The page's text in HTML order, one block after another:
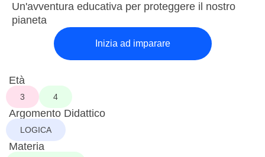
Un'avventura educativa per proteggere il nostro
pianeta
Inizia ad imparare
Età
3 4
Argomento Didattico
LOGICA
Materia